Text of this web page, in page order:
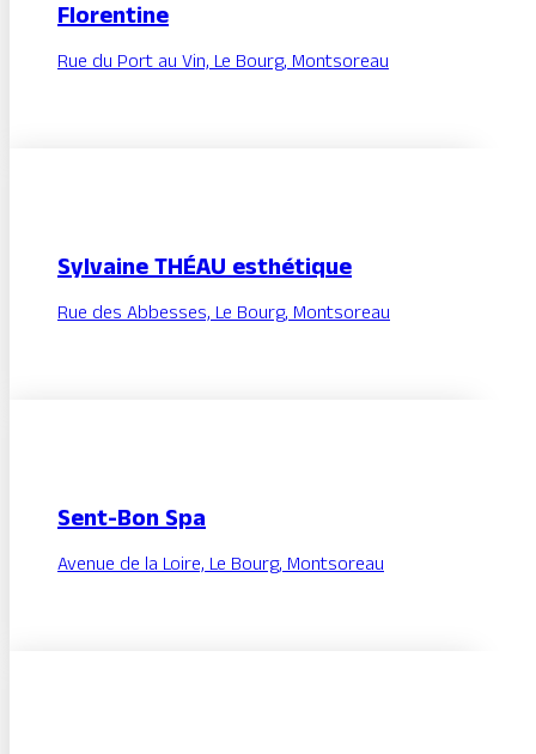
Florentine
Rue du Port au Vin, Le Bourg, Montsoreau
Sylvaine THÉAU esthétique
Rue des Abbesses, Le Bourg, Montsoreau
Sent-Bon Spa
Avenue de la Loire, Le Bourg, Montsoreau